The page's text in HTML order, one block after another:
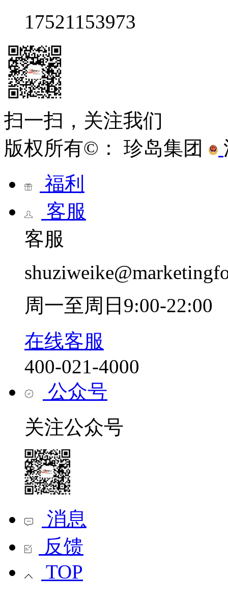
17521153973
扫一扫，关注我们
版权所有©： 珍岛集团
福利
客服
客服
周一至周日9:00-22:00
在线客服
400-021-4000
公众号
关注公众号
消息
反馈
TOP